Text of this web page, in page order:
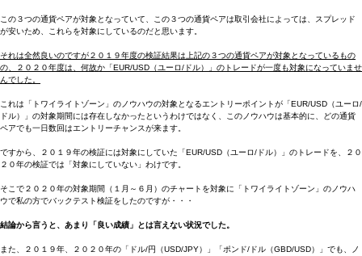
この３つの通貨ペアが対象となっていて、この３つの通貨ペアは取引会社によっては、スプレッド
が安いため、これらを対象にしているのだと思います。
それは全然良いのですが２０１９年度の検証結果は上記の３つの通貨ペアが対象となっているもの
の、２０２０年度は、何故か「EUR/USD（ユーロ/ドル）」のトレードが一度も対象になっていませ
んでした。
これは「トワイライトゾーン」のノウハウの対象となるエントリーポイントが「EUR/USD（ユーロ/
ドル）」の対象期間には存在しなかったというわけではなく、このノウハウは基本的に、どの通貨
ペアでも一日数回はエントリーチャンスが来ます。
ですから、２０１９年の検証には対象にしていた「EUR/USD（ユーロ/ドル）」のトレードを、２０
２０年の検証では「対象にしていない」わけです。
そこで２０２０年の対象期間（１月～６月）のチャートを対象に「トワイライトゾーン」のノウハ
ウで私の方でバックテスト検証をしたのですが・・・
結論から言うと、あまり「良い成績」とは言えない状況でした。
また、２０１９年、２０２０年の「ドル/円（USD/JPY）」「ポンド/ドル（GBD/USD）」でも、ノ